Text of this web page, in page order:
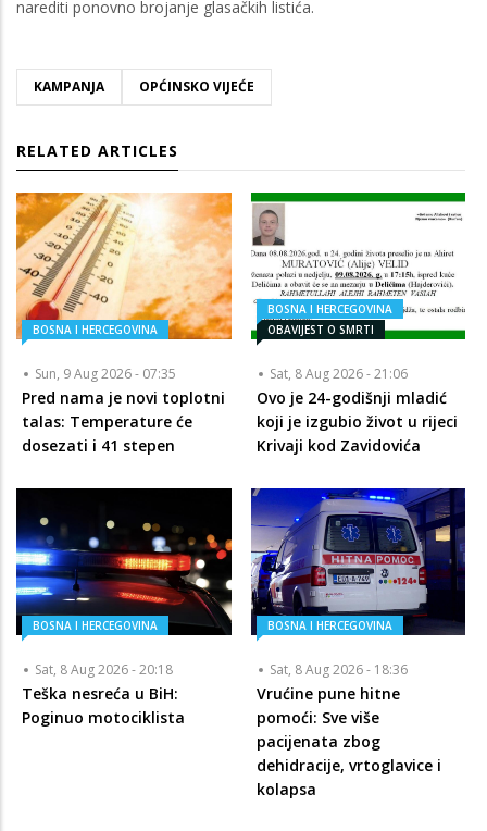
narediti ponovno brojanje glasačkih listića.
KAMPANJA OPĆINSKO VIJEĆE
RELATED ARTICLES
BOSNA I HERCEGOVINA
Sun, 9 Aug 2026 - 07:35
Pred nama je novi toplotni
talas: Temperature će
dosezati i 41 stepen
BOSNA I HERCEGOVINA
OBAVIJEST O SMRTI
Sat, 8 Aug 2026 - 21:06
Ovo je 24-godišnji mladić
koji je izgubio život u rijeci
Krivaji kod Zavidovića
BOSNA I HERCEGOVINA
Sat, 8 Aug 2026 - 20:18
Teška nesreća u BiH:
Poginuo motociklista
BOSNA I HERCEGOVINA
Sat, 8 Aug 2026 - 18:36
Vrućine pune hitne
pomoći: Sve više
pacijenata zbog
dehidracije, vrtoglavice i
kolapsa